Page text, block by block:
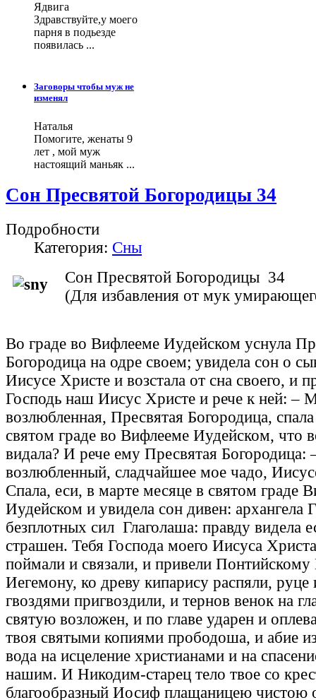
Ядвига
Здравствуйте,у моего
парня в подьезде
появилась ...
Заговоры чтобы муж не
изменял
Наталья
Помогите, женаты 9
лет , мой муж
настоящий маньяк ...
Сон Пресвятой Богородицы 34
Подробности
Категория: Сны
Сон Пресвятой Богородицы 34
(Для избавления от мук
Во граде во Вифлееме Иудейском уснула
Богородица на одре своем; увидела сон о
Иисусе Христе и возстала от сна своего, и
Господь наш Иисус Христе и рече к ней: –
возлюбленная, Пресвятая Богородица,
святом граде во Вифлееме Иудейском, что
видала? И рече ему Пресвятая
возлюбленный, сладчайшее мое чадо,
Спала, еси, в марте месяце в святом граде
Иудейском и увидела сон дивен: архангела
безплотных сил Глаголаша: правду видела
страшен. Тебя Господа моего Иисуса
поймали и связали, и привели Понтийскому
Иегемону, ко древу кипарису распяли, руце
гвоздями пригвоздили, и тернов венок на
святую возложен, и по главе ударен и
твоя святыми копиями прободоша, и абие
вода на исцеление христианами и на
нашим. И Никодим-старец тело твое со
благообразный Иосиф плащаницею чистою